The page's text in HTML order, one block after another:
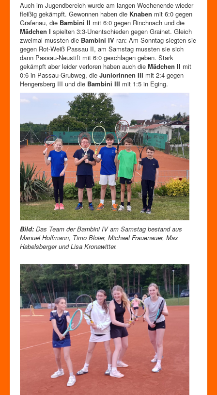
Auch im Jugendbereich wurde am langen Wochenende wieder
fleißig gekämpft. Gewonnen haben die Knaben mit 6:0 gegen
Grafenau, die Bambini II mit 6:0 gegen Rinchnach und die
Mädchen I spielten 3:3-Unentschieden gegen Grainet. Gleich
zweimal mussten die Bambini IV ran: Am Sonntag siegten sie
gegen Rot-Weiß Passau II, am Samstag mussten sie sich
dann Passau-Neustift mit 6:0 geschlagen geben. Stark
gekämpft aber leider verloren haben auch die Mädchen II mit
0:6 in Passau-Grubweg, die Juniorinnen III mit 2:4 gegen
Hengersberg III und die Bambini III mit 1:5 in Eging.
Bild: Das Team der Bambini IV am Samstag bestand aus
Manuel Hoffmann, Timo Bloier, Michael Frauenauer, Max
Habelsberger und Lisa Kronawitter.